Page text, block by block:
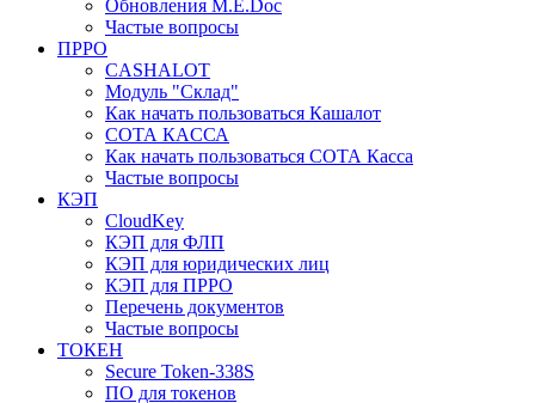
Обновления M.E.Doc
Частые вопросы
ПРРО
CASHALOT
Модуль "Склад"
Как начать пользоваться Кашалот
СОТА КАCСА
Как начать пользоваться СОТА Касса
Частые вопросы
КЭП
CloudKey
КЭП для ФЛП
КЭП для юридических лиц
КЭП для ПРРО
Перечень документов
Частые вопросы
ТОКЕН
Secure Token-338S
ПО для токенов